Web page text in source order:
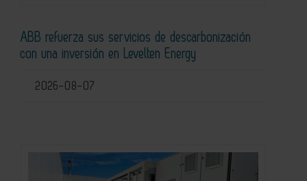
ABB refuerza sus servicios de descarbonización
con una inversión en Levelten Energy
2026-08-07